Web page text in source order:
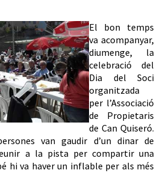
El bon temps
va acompanyar,
diumenge, la
celebració del
Dia del Soci
organitzada
per l’Associació
de Propietaris
de Can Quiseró.
van gaudir d’un dinar de
a la pista per compartir una
hi va haver un inflable per als més